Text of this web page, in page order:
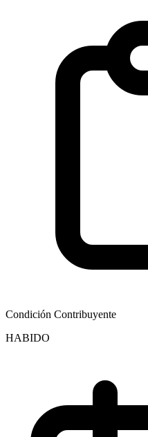
Condición Contribuyente
HABIDO